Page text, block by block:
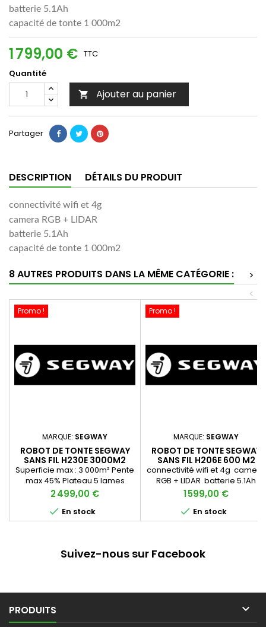
batterie 5.1Ah
capacité de tonte 1 000m2
1 799,00 € TTC
Quantité
 Ajouter au panier
Partager
DESCRIPTION DÉTAILS DU PRODUIT
connectivité wifi et 4g
camera RGB + LIDAR
batterie 5.1Ah
capacité de tonte 1 000m2
8 AUTRES PRODUITS DANS LA MÊME CATÉGORIE :
>
<
Promo !
MARQUE: SEGWAY
ROBOT DE TONTE SEGWAY
SANS FIL H230E 3000M2
NOUVEAUTE 2026
Superficie max : 3 000m² Pente
max 45% Plateau 5 lames
Caméra vision 140° pour une
précises + lidar Ecran sur le
robot pour une
robot peut tracer lui même les
Prix
2 499,00 €
 En stock
Promo !
MARQUE: SEGWAY
ROBOT DE TONTE SEGWAY
SANS FIL H206E 600 M2
NOUVEAUTE 2026
connectivité wifi et 4g camera
RGB + LIDAR batterie 5.1Ah
capacité de tonte 600m2
Prix
1 599,00 €
 En stock
Suivez-nous sur Facebook
PRODUITS 